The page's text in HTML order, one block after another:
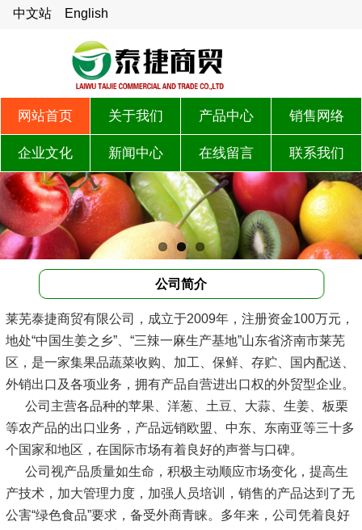
中文站 English
网站首页 关于我们 产品中心 销售网络
企业文化 新闻中心 在线留言 联系我们
公司简介
莱芜泰捷商贸有限公司，成立于2009年，注册资金100万元，
地处“中国生姜之乡”、“三辣一麻生产基地”山东省济南市莱芜
区，是一家集果品蔬菜收购、加工、保鲜、存贮、国内配送、
外销出口及各项业务，拥有产品自营进出口权的外贸型企业。
公司主营各品种的苹果、洋葱、土豆、大蒜、生姜、板栗
等农产品的出口业务，产品远销欧盟、中东、东南亚等三十多
个国家和地区，在国际市场有着良好的声誉与口碑。
公司视产品质量如生命，积极主动顺应市场变化，提高生
产技术，加大管理力度，加强人员培训，销售的产品达到了无
公害“绿色食品”要求，备受外商青睐。多年来，公司凭着良好